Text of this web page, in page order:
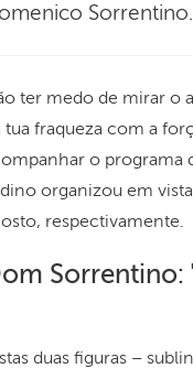
Sorrentino.
ter medo de mirar o
tua fraqueza com a
o programa
organizou em
respectivamente.
Sorrentino:
duas figuras –